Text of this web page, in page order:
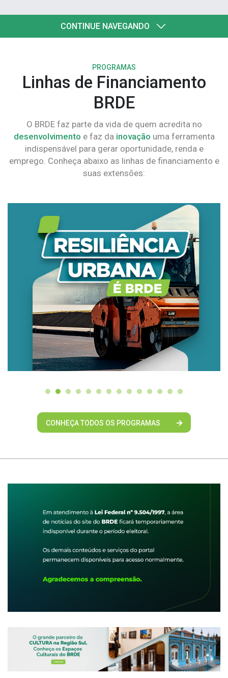
CONTINUE NAVEGANDO
PROGRAMAS
Linhas de Financiamento
BRDE
O BRDE faz parte da vida de quem acredita no
desenvolvimento e faz da inovação uma ferramenta
indispensável para gerar oportunidade, renda e
emprego. Conheça abaixo as linhas de financiamento e
suas extensões:
CONHEÇA TODOS OS PROGRAMAS